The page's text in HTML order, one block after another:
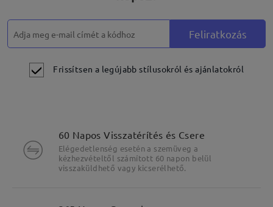
Feliratkozás
Frissítsen a legújabb stílusokról és ajánlatokról
60 Napos Visszatérítés és Csere
Elégedetlenség esetén a szemüveg a
kézhezvételtől számított 60 napon belül
visszaküldhető vagy kicserélhető.